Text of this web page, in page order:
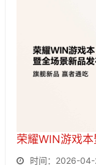
荣耀WIN游戏
时间：2026-